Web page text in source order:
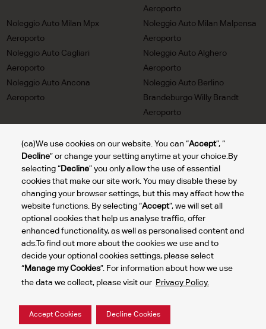
(ca)We use cookies on our website. You can “Accept”, “
Decline” or change your setting anytime at your choice.By
selecting “ Decline” you only allow the use of essential
cookies that make our site work. You may disable these by
changing your browser settings, but this may affect how the
website functions. By selecting “Accept”, we will set all
optional cookies that help us analyse traffic, offer
enhanced functionality, as well as personalised content and
ads.To find out more about the cookies we use and to
decide your optional cookies settings, please select
“Manage my Cookies”. For information about how we use
the data we collect, please visit our Privacy Policy.
Accept Cookies Decline Cookies
Aeroporto
Noleggio Auto Milan Mpx
Aeroporto
Noleggio Auto Milan Malpensa
Aeroporto
Noleggio Auto Cagliari
Aeroporto
Noleggio Auto Alghero
Aeroporto
Noleggio Auto Ancona
Aeroporto
Noleggio Auto Berlino
Brandeburgo Willy Brandt
Aeroporto
Aeroporto
Aeroporto
Noleggio Auto Turin Aeroporto
Noleggio Auto Lione Saint
Exupery Aeroporto
Aeroporto
Noleggio Auto Reggio Calabria
Aeroporto
Noleggio Auto Comiso
Aeroporto Ciy
Noleggio Auto Rome Aeroporto
Politica Aziendale per la Tutela della Privacy
Condizioni di Utilizzo